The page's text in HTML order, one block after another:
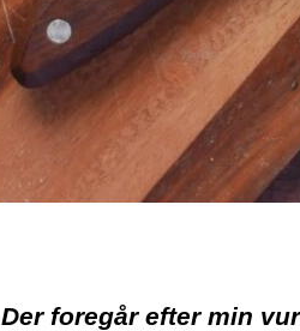
Der foregår efter min